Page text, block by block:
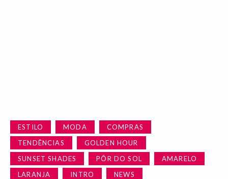
ESTILO MODA
COMPRAS
TENDÊNCIAS
GOLDEN HOUR
SUNSET SHADES
PÔR DO SOL
AMARELO
LARANJA
INTRO NEWS